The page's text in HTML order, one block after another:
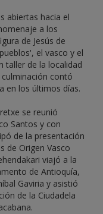
abiertas hacia el
a los
de Jesús de
el vasco y el
taller de la localidad
contó
en los últimos días.
se reunió
Santos y con
de la presentación
de Origen Vasco
viajó a la
de Antioquía,
Gaviria y asistió
de la Ciudadela